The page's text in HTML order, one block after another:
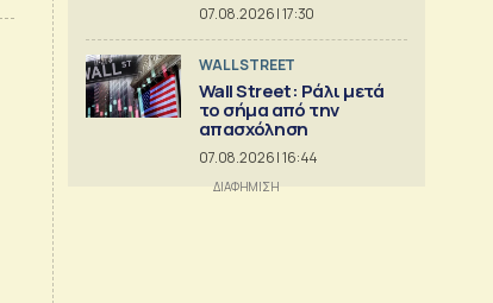
07.08.2026 | 17:30
WALL STREET
Wall Street: Ράλι μετά
το σήμα από την
απασχόληση
07.08.2026 | 16:44